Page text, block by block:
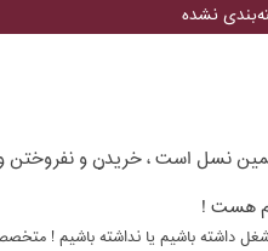
نشده
نسل است ، خریدن و
هست !
شغل داشته باشیم یا نداشته باشیم !